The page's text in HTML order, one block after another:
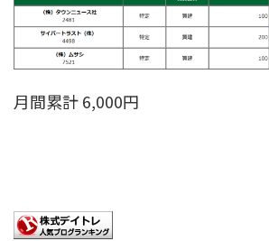
月間累計 6,000円